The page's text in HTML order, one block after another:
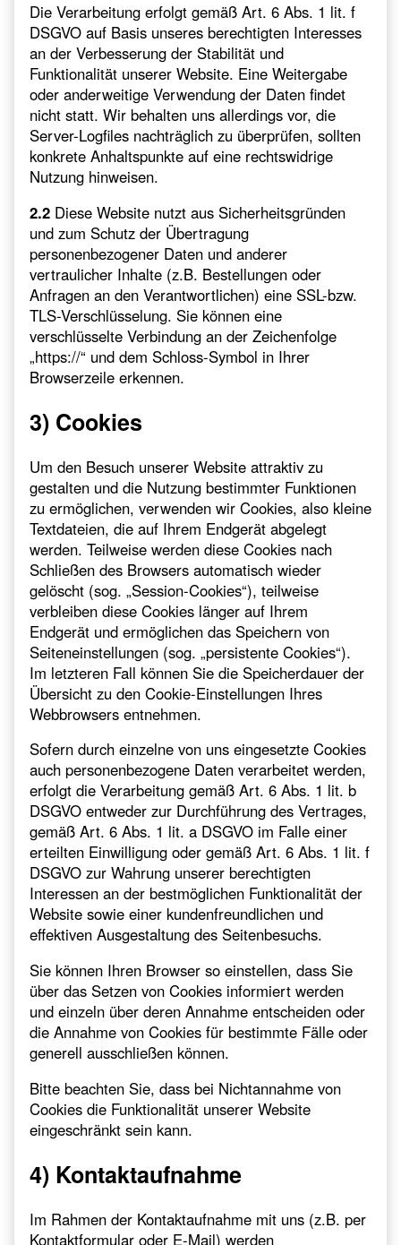
Die Verarbeitung erfolgt gemäß Art. 6 Abs. 1 lit. f
DSGVO auf Basis unseres berechtigten Interesses
an der Verbesserung der Stabilität und
Funktionalität unserer Website. Eine Weitergabe
oder anderweitige Verwendung der Daten findet
nicht statt. Wir behalten uns allerdings vor, die
Server-Logfiles nachträglich zu überprüfen, sollten
konkrete Anhaltspunkte auf eine rechtswidrige
Nutzung hinweisen.
2.2 Diese Website nutzt aus Sicherheitsgründen
und zum Schutz der Übertragung
personenbezogener Daten und anderer
vertraulicher Inhalte (z.B. Bestellungen oder
Anfragen an den Verantwortlichen) eine SSL-bzw.
TLS-Verschlüsselung. Sie können eine
verschlüsselte Verbindung an der Zeichenfolge
„https://“ und dem Schloss-Symbol in Ihrer
Browserzeile erkennen.
3) Cookies
Um den Besuch unserer Website attraktiv zu
gestalten und die Nutzung bestimmter Funktionen
zu ermöglichen, verwenden wir Cookies, also kleine
Textdateien, die auf Ihrem Endgerät abgelegt
werden. Teilweise werden diese Cookies nach
Schließen des Browsers automatisch wieder
gelöscht (sog. „Session-Cookies“), teilweise
verbleiben diese Cookies länger auf Ihrem
Endgerät und ermöglichen das Speichern von
Seiteneinstellungen (sog. „persistente Cookies“).
Im letzteren Fall können Sie die Speicherdauer der
Übersicht zu den Cookie-Einstellungen Ihres
Webbrowsers entnehmen.
Sofern durch einzelne von uns eingesetzte Cookies
auch personenbezogene Daten verarbeitet werden,
erfolgt die Verarbeitung gemäß Art. 6 Abs. 1 lit. b
DSGVO entweder zur Durchführung des Vertrages,
gemäß Art. 6 Abs. 1 lit. a DSGVO im Falle einer
erteilten Einwilligung oder gemäß Art. 6 Abs. 1 lit. f
DSGVO zur Wahrung unserer berechtigten
Interessen an der bestmöglichen Funktionalität der
Website sowie einer kundenfreundlichen und
effektiven Ausgestaltung des Seitenbesuchs.
Sie können Ihren Browser so einstellen, dass Sie
über das Setzen von Cookies informiert werden
und einzeln über deren Annahme entscheiden oder
die Annahme von Cookies für bestimmte Fälle oder
generell ausschließen können.
Bitte beachten Sie, dass bei Nichtannahme von
Cookies die Funktionalität unserer Website
eingeschränkt sein kann.
4) Kontaktaufnahme
Im Rahmen der Kontaktaufnahme mit uns (z.B. per
Kontaktformular oder E-Mail) werden